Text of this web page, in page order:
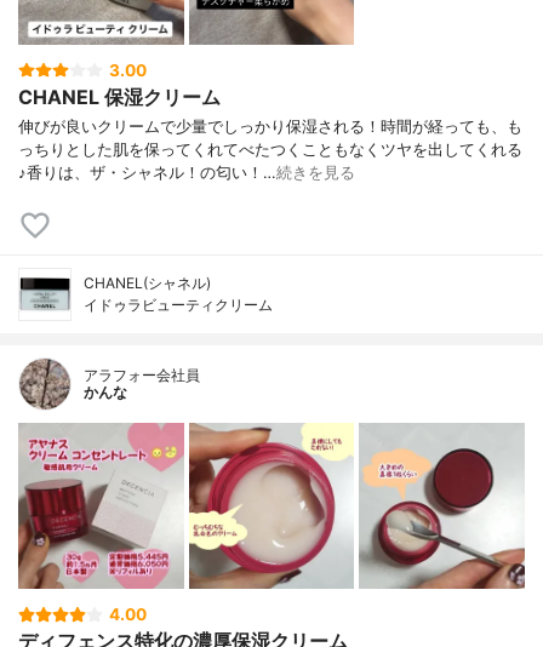
3.00
CHANEL 保湿クリーム
伸びが良いクリームで少量でしっかり保湿される！時間が経っても、も
っちりとした肌を保ってくれてべたつくこともなくツヤを出してくれる
♪香りは、ザ・シャネル！の匂い！…続きを見る
CHANEL(シャネル)
イドゥラビューティクリーム
アラフォー会社員
かんな
4.00
ディフェンス特化の濃厚保湿クリーム